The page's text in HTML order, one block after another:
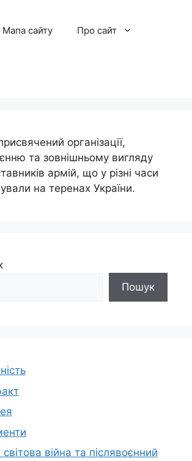
Мапа сайту Про сайт
організації,
та зовнішньому вигляду
армій, що у різні часи
на теренах України.
Пошук
війна та післявоєнний